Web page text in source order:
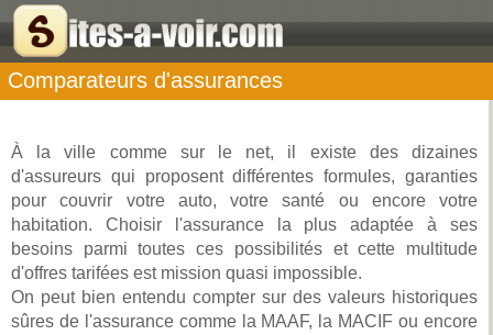
Comparateurs d'assurances
À la ville comme sur le net, il existe des dizaines
d'assureurs qui proposent différentes formules, garanties
pour couvrir votre auto, votre santé ou encore votre
habitation. Choisir l'assurance la plus adaptée à ses
besoins parmi toutes ces possibilités et cette multitude
d'offres tarifées est mission quasi impossible.
On peut bien entendu compter sur des valeurs historiques
sûres de l'assurance comme la MAAF, la MACIF ou encore